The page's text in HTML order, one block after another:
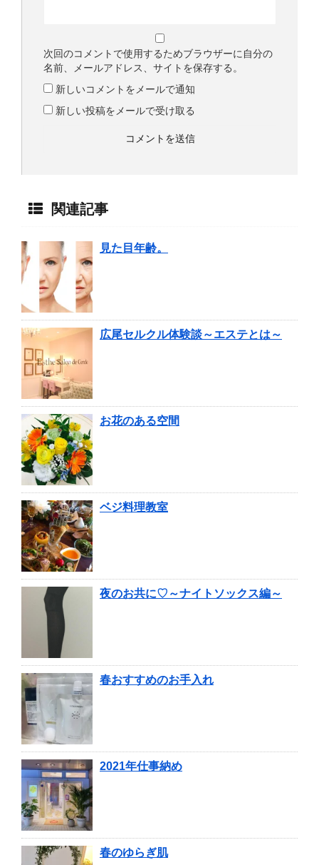
次回のコメントで使用するためブラウザーに自分の
名前、メールアドレス、サイトを保存する。
新しいコメントをメールで通知
新しい投稿をメールで受け取る
関連記事
見た目年齢。
広尾セルクル体験談～エステとは～
お花のある空間
ベジ料理教室
夜のお共に♡～ナイトソックス編～
春おすすめのお手入れ
2021年仕事納め
春のゆらぎ肌